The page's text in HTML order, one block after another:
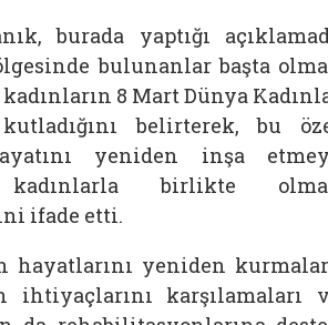
burada yaptığı
bulunanlar başta
8 Mart Dünya
belirterek, bu
yeniden inşa
kadınlarla birlikte
ifade etti.
hayatlarını yeniden
ihtiyaçlarını karşılamaları